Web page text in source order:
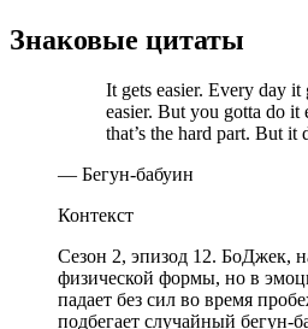
Знаковые цитаты
It gets easier. Every day it
easier. But you gotta do
that’s the hard part. But it
— Бегун-бабуин
Контекст
Сезон 2, эпизод 12. БоДжек,
физической формы, но в
падает без сил во время
подбегает случайный бегун-